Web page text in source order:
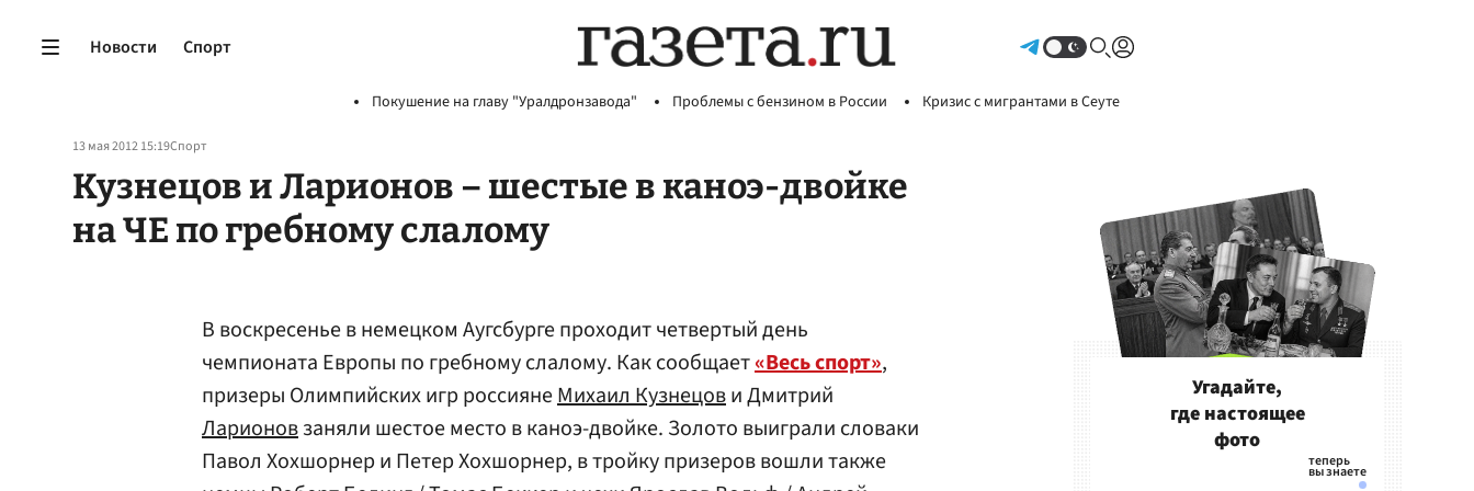
Новости Спорт
Покушение на главу "Уралдронзавода" Проблемы с бензином в России Кризис с мигрантами в Сеуте
13 мая 2012 15:19Спорт
Кузнецов и Ларионов – шестые в каноэ-двойке
на ЧЕ по гребному слалому
В воскресенье в немецком Аугсбурге проходит четвертый день
чемпионата Европы по гребному слалому. Как сообщает«Весь спорт»,
призеры Олимпийских игр россиянеМихаил Кузнецови Дмитрий
Ларионовзаняли шестое место в каноэ-двойке. Золото выиграли словаки
Павол Хохшорнер и Петер Хохшорнер, в тройку призеров вошли также
Угадайте,
где настоящее
фото